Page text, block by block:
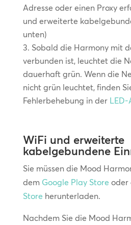
Adresse oder einen Proxy
und erweiterte
unten)
Sobald die Harmony mit
verbunden ist, leuchtet die
dauerhaft grün. Wenn die
nicht grün leuchtet, finden
Fehlerbehebung in der
WiFi und erweiterte
kabelgebundene
Sie müssen die Mood
dem Google Play Store oder
Store herunterladen.
Nachdem Sie die Mood